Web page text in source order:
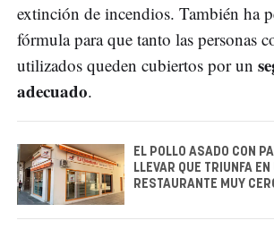
extinción de incendios. También ha
fórmula para que tanto las personas
utilizados queden cubiertos por un
adecuado.
EL POLLO ASADO CON
LLEVAR QUE TRIUNFA EN
RESTAURANTE MUY